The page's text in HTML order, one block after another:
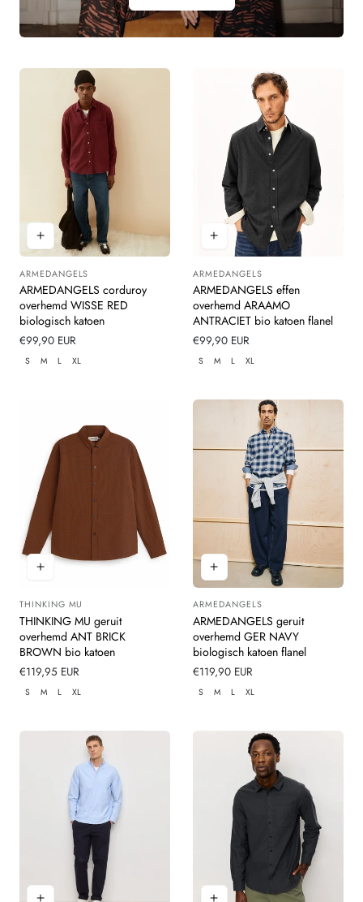
Leverancier:
ARMEDANGELS
ARMEDANGELS corduroy
overhemd WISSE RED
biologisch katoen
Normale
prijs
€99,90 EUR
S M L XL
Leverancier:
ARMEDANGELS
ARMEDANGELS effen
overhemd ARAAMO
ANTRACIET bio katoen flanel
Normale
prijs
€99,90 EUR
S M L XL
Leverancier:
THINKING MU
THINKING MU geruit
overhemd ANT BRICK
BROWN bio katoen
Normale
prijs
€119,95 EUR
S M L XL
Leverancier:
ARMEDANGELS
ARMEDANGELS geruit
overhemd GER NAVY
biologisch katoen flanel
Normale
prijs
€119,90 EUR
S M L XL